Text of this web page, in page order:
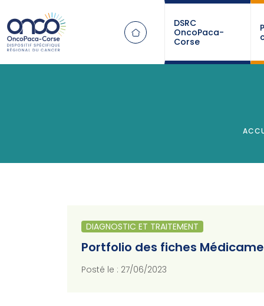
DSRC
OncoPaca-
Corse
DIAGNOSTIC ET TRAITEMENT
Portfolio des fiches
Posté le : 27/06/2023